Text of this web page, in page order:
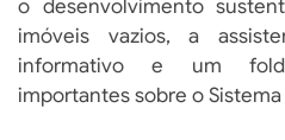
o desenvolvimento
imóveis vazios, a
informativo e um
importantes sobre o Sistema